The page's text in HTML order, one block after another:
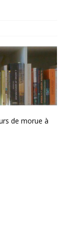
de morue à